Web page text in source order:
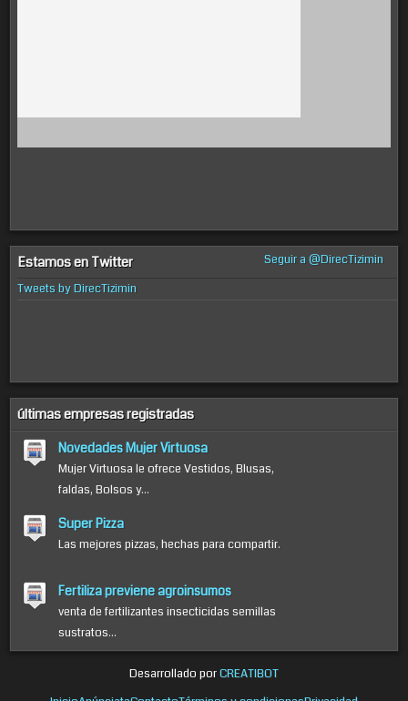
Estamos en Twitter
Seguir a @DirecTizimin
Tweets by DirecTizimin
últimas empresas registradas
Novedades Mujer Virtuosa
Mujer Virtuosa le ofrece Vestidos, Blusas,
faldas, Bolsos y...
Super Pizza
Las mejores pizzas, hechas para compartir.
Fertiliza previene agroinsumos
venta de fertilizantes insecticidas semillas
sustratos...
Desarrollado porCREATIBOT